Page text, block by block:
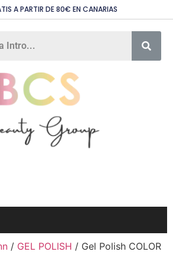
A PARTIR DE 80€ EN CANARIAS
/ GEL POLISH / Gel Polish COLOR